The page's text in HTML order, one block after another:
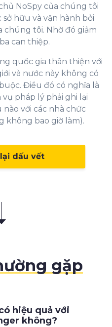
NoSpy của chúng tôi
hữu và vận hành bởi
chúng tôi. Nhờ đó giảm
can thiệp.
quốc gia thân thiện với
và nước này không có
Điều đó có nghĩa là
pháp lý phải ghi lại
nào với các nhà chức
không bao giờ làm).
dấu vết
gặp
hiệu quả với
không?